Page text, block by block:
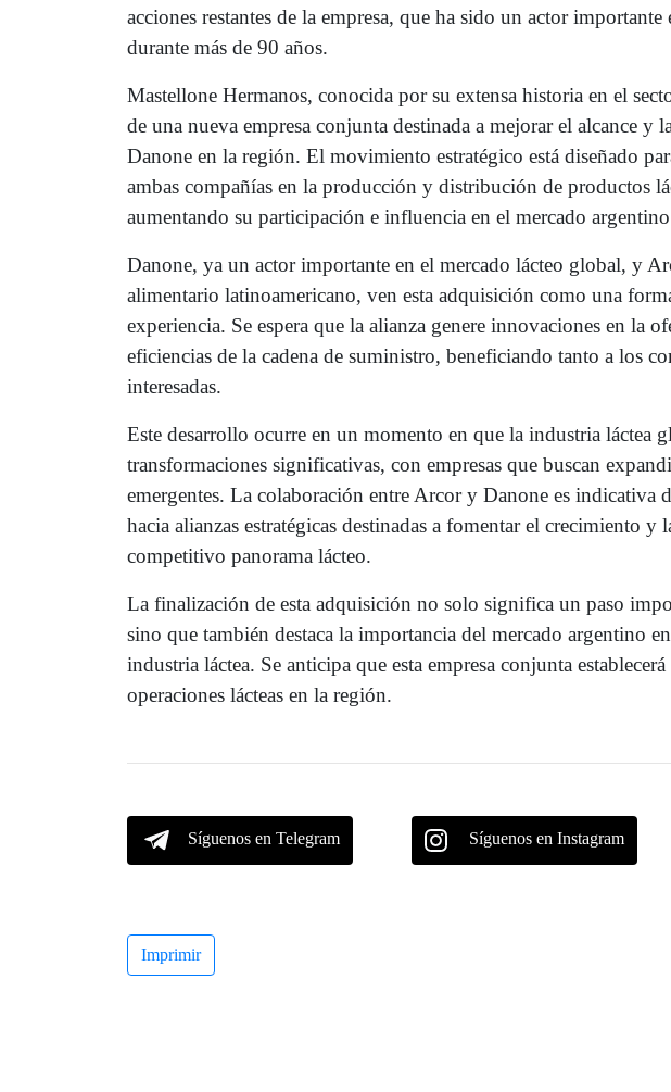
acciones restantes de la empresa, que ha sido un actor
durante más de 90 años.
Mastellone Hermanos, conocida por su extensa historia en el
de una nueva empresa conjunta destinada a mejorar el alcance y
Danone en la región. El movimiento estratégico está diseñado
ambas compañías en la producción y distribución de productos
aumentando su participación e influencia en el mercado
Danone, ya un actor importante en el mercado lácteo global, y
alimentario latinoamericano, ven esta adquisición como una
experiencia. Se espera que la alianza genere innovaciones en la
eficiencias de la cadena de suministro, beneficiando tanto a los
interesadas.
Este desarrollo ocurre en un momento en que la industria láctea
transformaciones significativas, con empresas que buscan
emergentes. La colaboración entre Arcor y Danone es indicativa
hacia alianzas estratégicas destinadas a fomentar el crecimiento y
competitivo panorama lácteo.
La finalización de esta adquisición no solo significa un paso
sino que también destaca la importancia del mercado argentino
industria láctea. Se anticipa que esta empresa conjunta
operaciones lácteas en la región.
Síguenos en Telegram Síguenos en Instagram
Imprimir